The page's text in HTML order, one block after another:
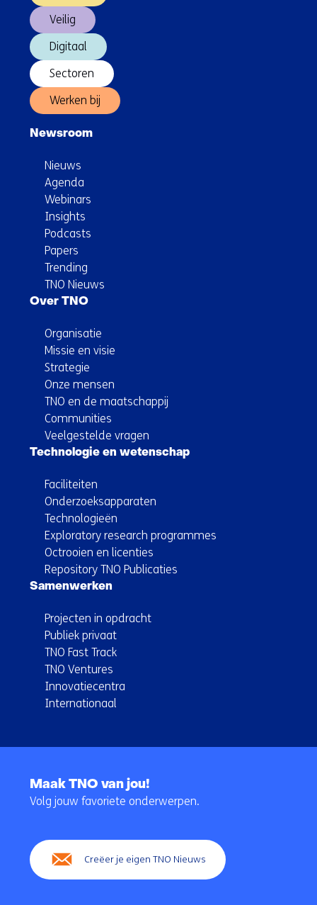
uit?
Veilig
Digitaal
Sectoren
Werken bij
Newsroom
Nieuws
Agenda
Webinars
Insights
Podcasts
Papers
Trending
TNO Nieuws
Over TNO
Organisatie
Missie en visie
Strategie
Onze mensen
TNO en de maatschappij
Communities
Veelgestelde vragen
Technologie en wetenschap
Faciliteiten
Onderzoeksapparaten
Technologieën
Exploratory research programmes
Octrooien en licenties
Repository TNO Publicaties
Samenwerken
Projecten in opdracht
Publiek privaat
TNO Fast Track
TNO Ventures
Innovatiecentra
Internationaal
navigatie
Maak TNO van jou!
Volg jouw favoriete onderwerpen.
Creëer je eigen TNO Nieuws